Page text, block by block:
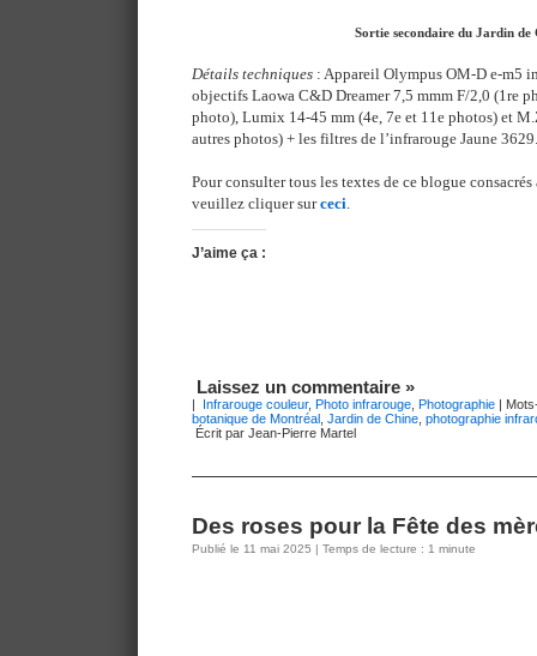
Sortie secondaire du Jardin de
Détails techniques : Appareil Olympus OM-D e-m5
objectifs Laowa C&D Dreamer 7,5 mmm F/2,0 (1re
photo), Lumix 14-45 mm (4e, 7e et 11e photos) et
autres photos) + les filtres de l’infrarouge Jaune 3629.
Pour consulter tous les textes de ce blogue
veuillez cliquer surceci
J’aime ça :
Laissez un commentaire »
| Infrarouge couleur, Photo infrarouge Photographie |
botanique de Montréal Jardin de Chine photographie
Écrit par Jean-Pierre Martel
Des roses pour la Fête des
Publié le 11 mai 2025 | Temps de lecture : 1 minute